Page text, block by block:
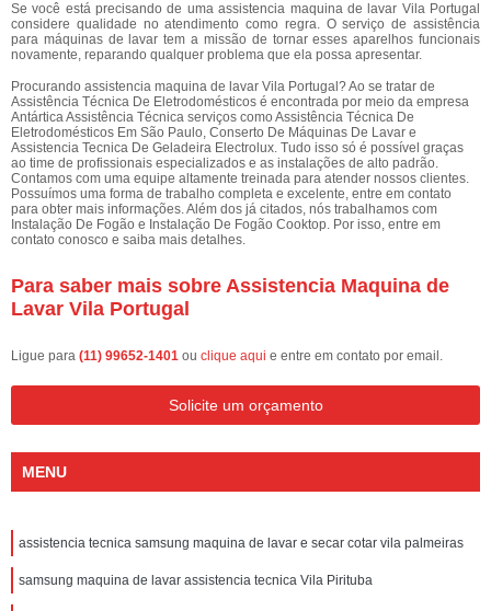
Se você está precisando de uma assistencia maquina de lavar Vila Portugal
considere qualidade no atendimento como regra. O serviço de assistência
para máquinas de lavar tem a missão de tornar esses aparelhos funcionais
novamente, reparando qualquer problema que ela possa apresentar.
Procurando assistencia maquina de lavar Vila Portugal? Ao se tratar de
Assistência Técnica De Eletrodomésticos é encontrada por meio da empresa
Antártica Assistência Técnica serviços como Assistência Técnica De
Eletrodomésticos Em São Paulo, Conserto De Máquinas De Lavar e
Assistencia Tecnica De Geladeira Electrolux. Tudo isso só é possível graças
ao time de profissionais especializados e as instalações de alto padrão.
Contamos com uma equipe altamente treinada para atender nossos clientes.
Possuímos uma forma de trabalho completa e excelente, entre em contato
para obter mais informações. Além dos já citados, nós trabalhamos com
Instalação De Fogão e Instalação De Fogão Cooktop. Por isso, entre em
contato conosco e saiba mais detalhes.
Para saber mais sobre Assistencia Maquina de
Lavar Vila Portugal
Ligue para (11) 99652-1401 ou clique aqui e entre em contato por email.
Solicite um orçamento
MENU
assistencia tecnica samsung maquina de lavar e secar cotar vila palmeiras
samsung maquina de lavar assistencia tecnica Vila Pirituba